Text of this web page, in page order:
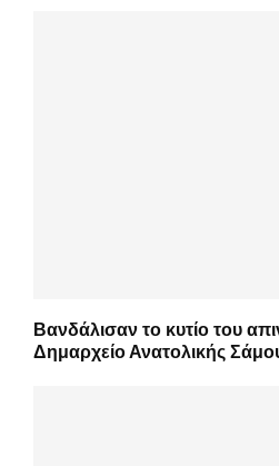
Βανδάλισαν το κυτίο του
Δημαρχείο Ανατολικής